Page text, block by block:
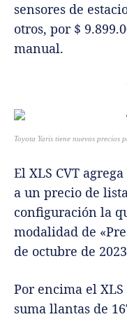
sensores de
otros, por $
manual.
Toyota Yaris tiene nuevos precios
El XLS CVT
a un precio de
configuración la
modalidad de
de octubre de
Por encima el XLS
suma llantas de